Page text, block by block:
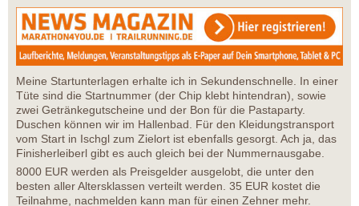
Meine Startunterlagen erhalte ich in Sekundenschnelle. In einer
Tüte sind die Startnummer (der Chip klebt hintendran), sowie
zwei Getränkegutscheine und der Bon für die Pastaparty.
Duschen können wir im Hallenbad. Für den Kleidungstransport
vom Start in Ischgl zum Zielort ist ebenfalls gesorgt. Ach ja, das
Finisherleiberl gibt es auch gleich bei der Nummernausgabe.
8000 EUR werden als Preisgelder ausgelobt, die unter den
besten aller Altersklassen verteilt werden. 35 EUR kostet die
Teilnahme, nachmelden kann man für einen Zehner mehr.